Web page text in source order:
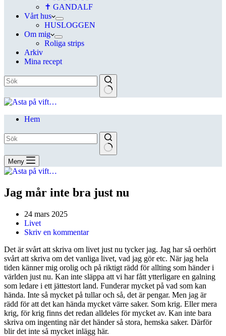
✝ GANDALF
Vårt hus
HUSLOGGEN
Om mig
Roliga strips
Arkiv
Mina recept
Hem
Meny
Jag mår inte bra just nu
24 mars 2025
Livet
Skriv en kommentar
Det är svårt att skriva om livet just nu tycker jag. Jag har så oerhört
svårt att skriva om det vanliga livet, vad jag gör etc. När jag hela
tiden känner mig orolig och på riktigt rädd för allting som händer i
världen just nu. Kan inte släppa att vi har fått ytterligare en galning
som ledare i ett jättestort land. Funderar mycket på vad som kan
hända. Inte så mycket på tullar och så, det är pengar. Men jag är
rädd för att det kan hända mycket värre saker. Som krig. Eller mera
krig, för krig finns det redan alldeles för mycket av. Kan inte bara
skriva om ingenting när det händer så stora, hemska saker. Därför
blir det inte så mycket inlägg här.